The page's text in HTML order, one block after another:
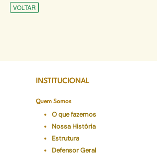
VOLTAR
INSTITUCIONAL
Quem Somos
O que fazemos
Nossa História
Estrutura
Defensor Geral